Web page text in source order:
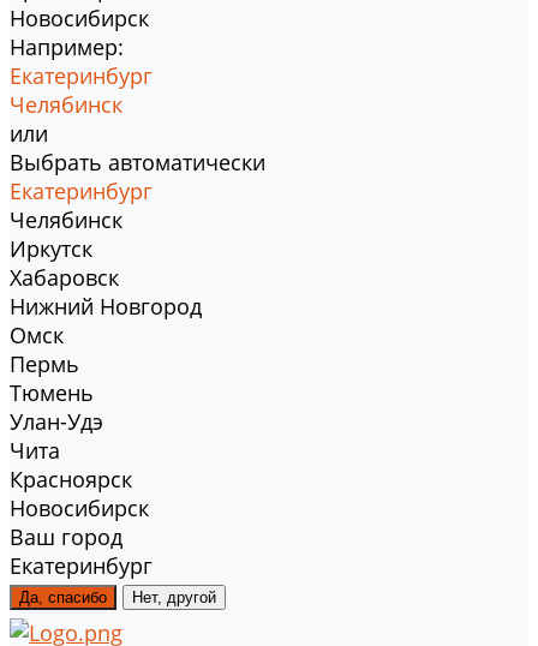
Новосибирск
Например:
Екатеринбург
Челябинск
или
Выбрать автоматически
Екатеринбург
Челябинск
Иркутск
Хабаровск
Нижний Новгород
Омск
Пермь
Тюмень
Улан-Удэ
Чита
Красноярск
Новосибирск
Ваш город
Екатеринбург
Да, спасибо Нет, другой